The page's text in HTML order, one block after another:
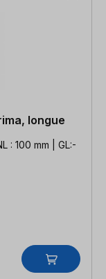
longue
: 100 mm | GL:-